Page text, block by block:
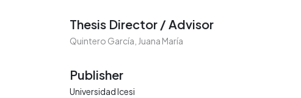
Thesis Director / Advisor
Quintero García, Juana María
Publisher
Universidad Icesi